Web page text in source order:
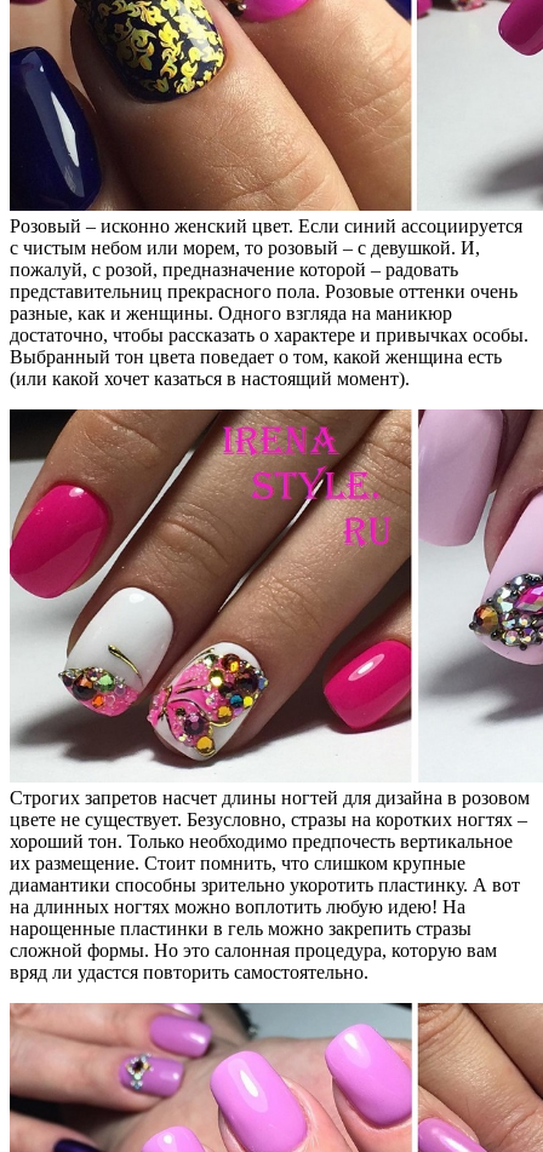
Розовый – исконно женский цвет. Если синий ассоциируется
с чистым небом или морем, то розовый – с девушкой. И,
пожалуй, с розой, предназначение которой – радовать
представительниц прекрасного пола. Розовые оттенки очень
разные, как и женщины. Одного взгляда на маникюр
достаточно, чтобы рассказать о характере и привычках особы.
Выбранный тон цвета поведает о том, какой женщина есть
(или какой хочет казаться в настоящий момент).
Строгих запретов насчет длины ногтей для дизайна в розовом
цвете не существует. Безусловно, стразы на коротких ногтях –
хороший тон. Только необходимо предпочесть вертикальное
их размещение. Стоит помнить, что слишком крупные
диамантики способны зрительно укоротить пластинку. А вот
на длинных ногтях можно воплотить любую идею! На
нарощенные пластинки в гель можно закрепить стразы
сложной формы. Но это салонная процедура, которую вам
вряд ли удастся повторить самостоятельно.